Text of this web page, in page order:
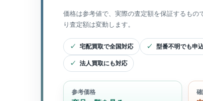
価格は参考値で、実際の査定額を保証するもの
り査定額は変動します。
宅配買取で全国対応 型番不明でも申
法人買取にも対応
参考価格